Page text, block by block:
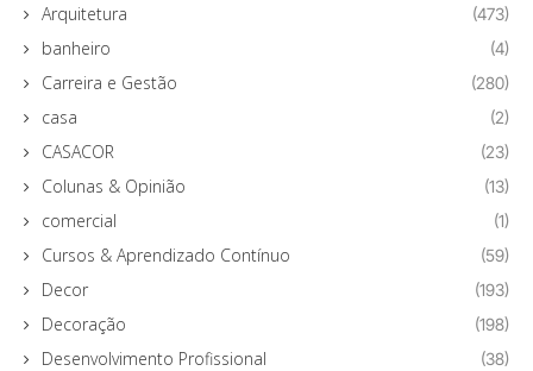
Arquitetura (473)
banheiro (4)
Carreira e Gestão (280)
casa (2)
CASACOR (23)
Colunas & Opinião (13)
comercial (1)
Cursos & Aprendizado Contínuo (59)
Decor (193)
Decoração (198)
Desenvolvimento Profissional (38)